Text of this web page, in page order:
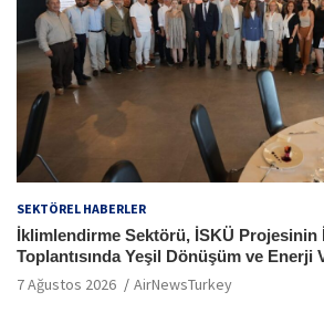
SEKTÖREL HABERLER
İklimlendirme Sektörü, İSKÜ Projesinin
Toplantısında Yeşil Dönüşüm ve
Araya Geldi
7 Ağustos 2026 AirNewsTurkey